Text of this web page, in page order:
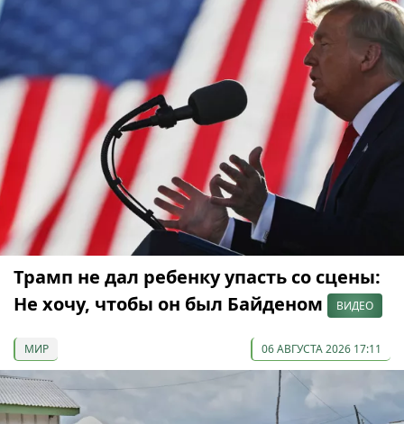
Трамп не дал ребенку упасть со сцены:
Не хочу, чтобы он был Байденом
ВИДЕО
МИР 06 АВГУСТА 2026 17:11